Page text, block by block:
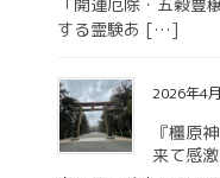
する霊験あ […]
2026年4
『橿原
来て感